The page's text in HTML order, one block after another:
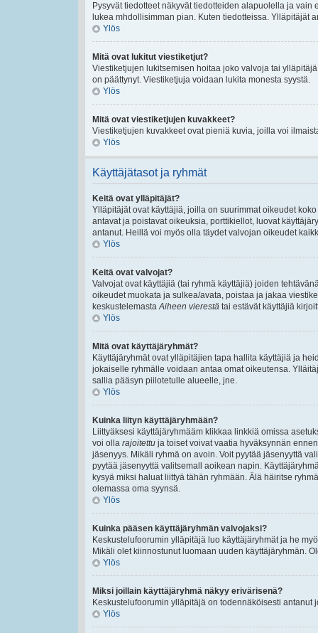
Pysyvät tiedotteet näkyvät tiedotteiden alapuolella ja
lukea mhdollisimman pian. Kuten tiedotteissa. Ylläpitäjät
Ylös
Mitä ovat lukitut viestiketjut?
Viestiketjujen lukitsemisen hoitaa joko valvoja tai
on päättynyt. Viestiketjuja voidaan lukita monesta syystä.
Ylös
Mitä ovat viestiketjujen kuvakkeet?
Viestiketjujen kuvakkeet ovat pieniä kuvia, joilla voi
Ylös
Käyttäjätasot ja ryhmät
Keitä ovat ylläpitäjät?
Ylläpitäjät ovat käyttäjiä, joilla on suurimmat oikeudet
antavat ja poistavat oikeuksia, porttikiellot, luovat
antanut. Heillä voi myös olla täydet valvojan oikeudet
Ylös
Keitä ovat valvojat?
Valvojat ovat käyttäjiä (tai ryhmä käyttäjiä) joiden
oikeudet muokata ja sulkea/avata, poistaa ja jakaa
keskustelemastaAiheen vierestä tai estävät käyttäjiä
Ylös
Mitä ovat käyttäjäryhmät?
Käyttäjäryhmät ovat ylläpitäjien tapa hallita käyttäjiä ja
jokaiselle ryhmälle voidaan antaa omat oikeutensa.
sallia pääsyn piilotetulle alueelle, jne.
Ylös
Kuinka liityn käyttäjäryhmään?
Liittyäksesi käyttäjäryhmääm klikkaa linkkiä omissa
voi olla rajoitettu ja toiset voivat vaatia hyväksynnän
jäsenyys. Mikäli ryhmä on avoin. Voit pyytää jäsenyyttä
pyytää jäsenyyttä valitsemall aoikean napin.
kysyä miksi haluat liittyä tähän ryhmään. Älä häiritse
olemassa oma syynsä.
Ylös
Kuinka pääsen käyttäjäryhmän valvojaksi?
Keskustelufoorumin ylläpitäjä luo käyttäjäryhmät ja he
Mikäli olet kiinnostunut luomaan uuden käyttäjäryhmän.
Ylös
Miksi joillain käyttäjäryhmä näkyy erivärisenä?
Keskustelufoorumin ylläpitäjä on todennäköisesti
Ylös